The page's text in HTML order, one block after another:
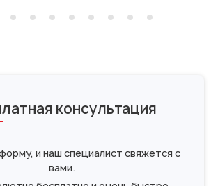
позволило компании получить
консультация
и наш специалист свяжется с
вами.